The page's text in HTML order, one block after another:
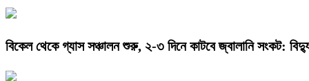
বিকেল থেকে গ্যাস সঞ্চালন শুরু, ২-৩ দিনে কাটবে জ্বালানি সংকট: